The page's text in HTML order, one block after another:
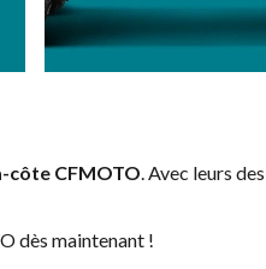
côte CFMOTO. Avec leurs
dès maintenant !